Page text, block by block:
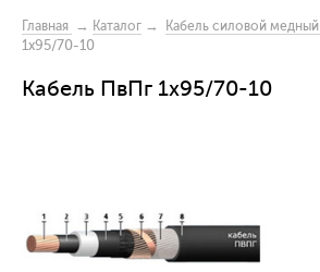
Главная → Каталог → Кабель силовой медный
1x95/70-10
Кабель ПвПг 1x95/70-10